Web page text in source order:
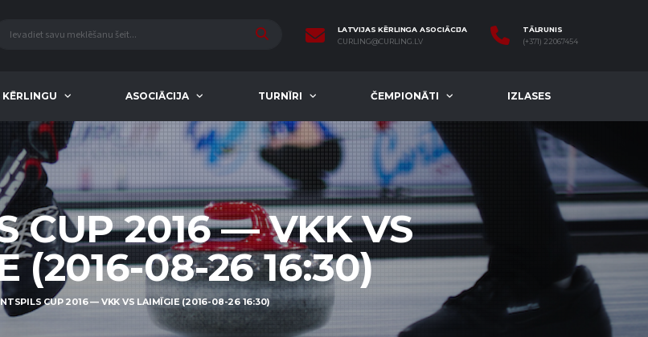
LATVIJAS KĒRLINGA ASOCIĀCIJA
CURLING@CURLING.LV
TĀLRUNIS
(+371) 22067454
KĒRLINGU ASOCIĀCIJA TURNĪRI ČEMPIONĀTI IZLASES
CUP 2016 — VKK VS
(2016-08-26 16:30)
CUP 2016 — VKK VS LAIMĪGIE (2016-08-26 16:30)